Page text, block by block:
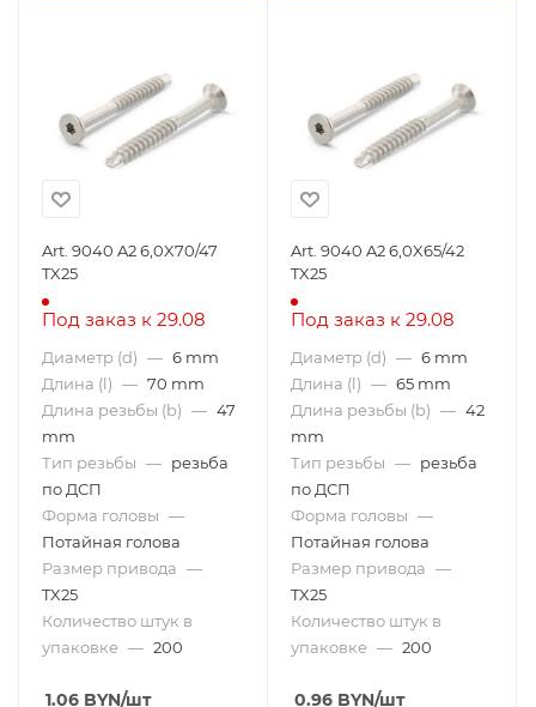
Art. 9040 A2 6,0X70/47
TX25
Под заказ к 29.08
Диаметр (d) — 6 mm
Длина (l) — 70 mm
Длина резьбы (b) — 47
mm
Тип резьбы — резьба
по ДСП
Форма головы —
Потайная голова
Размер привода —
TX25
Количество штук в
упаковке — 200
1.06 BYN/шт
Art. 9040 A2 6,0X65/42
TX25
Под заказ к 29.08
Диаметр (d) — 6 mm
Длина (l) — 65 mm
Длина резьбы (b) — 42
mm
Тип резьбы — резьба
по ДСП
Форма головы —
Потайная голова
Размер привода —
TX25
Количество штук в
упаковке — 200
0.96 BYN/шт